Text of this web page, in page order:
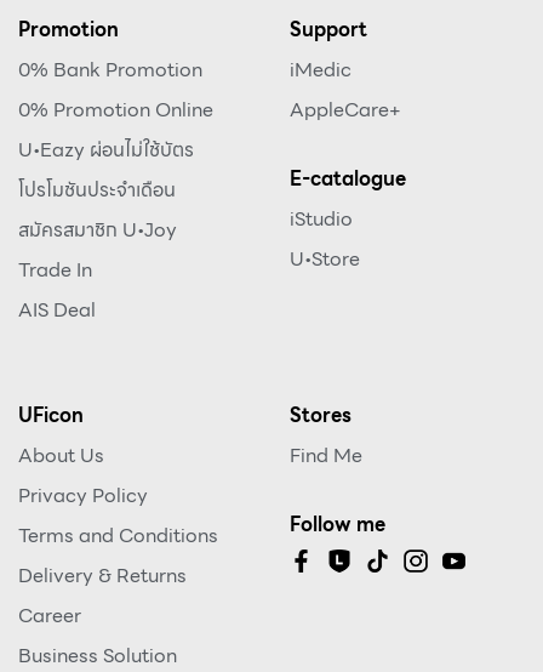
Promotion
0% Bank Promotion
0% Promotion Online
U•Eazy ผ่อนไม่ใช้บัตร
โปรโมชันประจำเดือน
สมัครสมาชิก U•Joy
Trade In
AIS Deal
Support
iMedic
AppleCare+
E-catalogue
iStudio
U•Store
UFicon
About Us
Privacy Policy
Terms and Conditions
Delivery & Returns
Career
Business Solution
Stores
Find Me
Follow me